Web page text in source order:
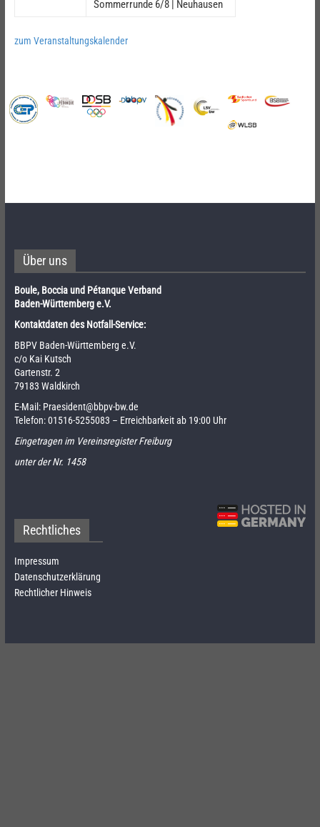
Sommerrunde 6/8 | Neuhausen
zum Veranstaltungskalender
Über uns
Boule, Boccia und Pétanque Verband
Baden-Württemberg e.V.
Kontaktdaten des Notfall-Service:
BBPV Baden-Württemberg e.V.
c/o Kai Kutsch
Gartenstr. 2
79183 Waldkirch
E-Mail: Praesident@bbpv-bw.de
Telefon:01516-5255083 – Erreichbarkeit ab 19:00 Uhr
Eingetragen im Vereinsregister Freiburg
unter der Nr. 1458
Rechtliches
Impressum
Datenschutzerklärung
Rechtlicher Hinweis